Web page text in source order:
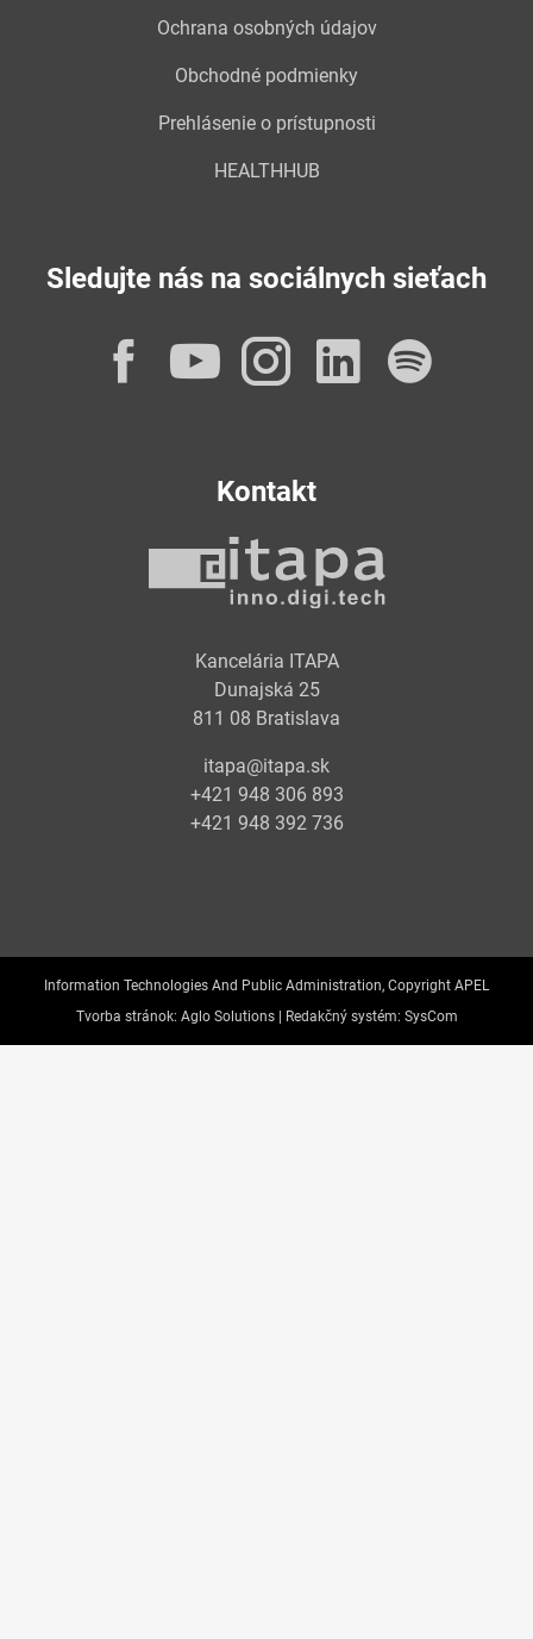
Ochrana osobných údajov
Obchodné podmienky
Prehlásenie o prístupnosti
HEALTHHUB
Sledujte nás na sociálnych sieťach
Facebook
YouTube
Instagram
Kontakt
Kancelária ITAPA
Dunajská 25
811 08 Bratislava
itapa@itapa.sk
+421 948 306 893
+421 948 392 736
Information Technologies And Public Administration, Copyright APEL
Tvorba stránok: Aglo Solutions | Redakčný systém: SysCom